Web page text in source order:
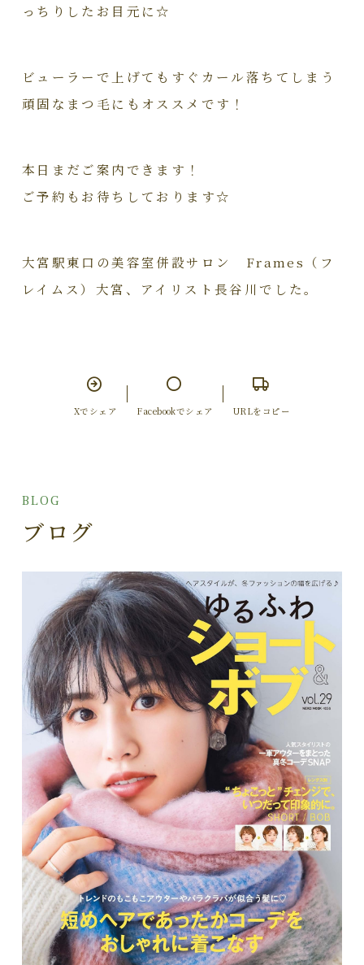
っちりしたお目元に☆
ビューラーで上げてもすぐカール落ちてしまう
頑固なまつ毛にもオススメです！
本日まだご案内できます！
ご予約もお待ちしております☆
大宮駅東口の美容室併設サロン Frames（フ
レイムス）大宮、アイリスト長谷川でした。
Xでシェア Facebookでシェア URLをコピー
BLOG
ブログ